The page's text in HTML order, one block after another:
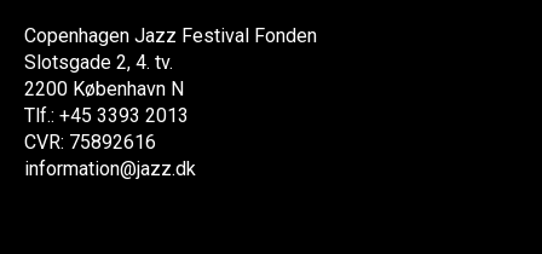
Copenhagen Jazz Festival Fonden
Slotsgade 2, 4. tv.
2200 København N
Tlf.: +45 3393 2013
CVR: 75892616
information@jazz.dk